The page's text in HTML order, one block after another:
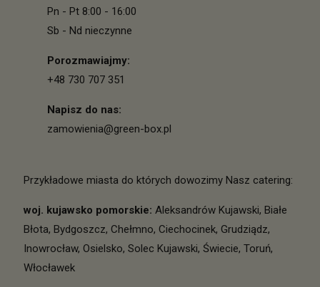
Pn - Pt 8:00 - 16:00
Sb - Nd nieczynne
Porozmawiajmy:
+48 730 707 351
Napisz do nas:
zamowienia@green-box.pl
Przykładowe miasta do których dowozimy Nasz catering:
woj. kujawsko pomorskie: Aleksandrów Kujawski, Białe
Błota, Bydgoszcz, Chełmno, Ciechocinek, Grudziądz,
Inowrocław, Osielsko, Solec Kujawski, Świecie, Toruń,
Włocławek